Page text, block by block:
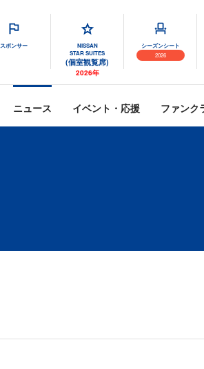
スポンサー
NISSAN
STAR SUITES
(個室観覧席)
2026年
シーズンシート
2026
ニュース イベント・応援 ファンク